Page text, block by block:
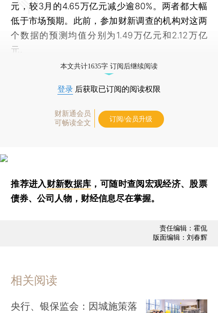
元，较3月的4.65万亿元减少逾80%。两者都大幅
低于市场预期。此前，参加财新调查的机构对这两
个数据的预测均值分别为1.49万亿元和2.12万亿
元。
本文共计1635字 订阅后继续阅读
登录 后获取已订阅的阅读权限
财新通会员
可畅读全文
订阅/会员升级
推荐进入财新数据库 ，可随时查阅宏观经济、股票
债券、公司人物，财经信息尽在掌握。
责任编辑：霍侃
版面编辑：刘春辉
相关阅读
央行、银保监会：因城施策落